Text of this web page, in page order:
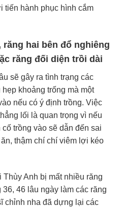
tiến hành phục hình cắm
răng hai bên đổ nghiêng
răng đối diện trồi dài
sẽ gây ra tình trạng các
khoảng trống mà một
nếu có ý định trồng. Việc
lối là quan trọng vì nếu
trồng vào sẽ dẫn đến sai
thậm chí chí viêm lợi kéo
Anh bị mất nhiều răng
46 lâu ngày làm các răng
chỉnh nha đã dựng lại các